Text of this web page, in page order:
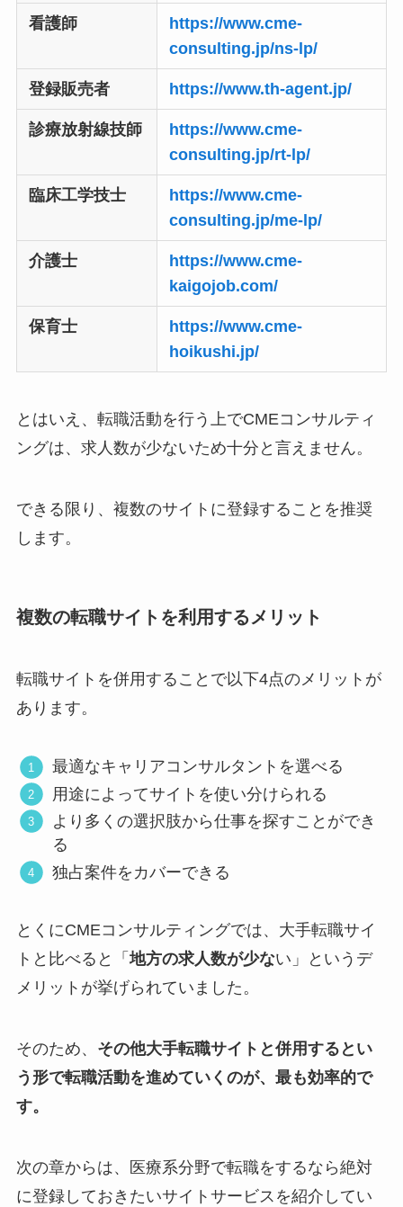
看護師
https://www.cme-
consulting.jp/ns-lp/
登録販売者 https://www.th-agent.jp/
診療放射線技師
https://www.cme-
consulting.jp/rt-lp/
臨床工学技士
https://www.cme-
consulting.jp/me-lp/
介護士
https://www.cme-
kaigojob.com/
保育士
https://www.cme-
hoikushi.jp/
とはいえ、転職活動を行う上でCMEコンサルティ
ングは、求人数が少ないため十分と言えません。
できる限り、複数のサイトに登録することを推奨
します。
複数の転職サイトを利用するメリット
転職サイトを併用することで以下4点のメリットが
あります。
最適なキャリアコンサルタントを選べる
用途によってサイトを使い分けられる
より多くの選択肢から仕事を探すことができ
る
独占案件をカバーできる
とくにCMEコンサルティングでは、大手転職サイ
トと比べると「地方の求人数が少ない」というデ
メリットが挙げられていました。
そのため、 その他大手転職サイトと併用するとい
う形で転職活動を進めていくのが、最も効率的で
す。
次の章からは、医療系分野で転職をするなら絶対
に登録しておきたいサイトサービスを紹介してい